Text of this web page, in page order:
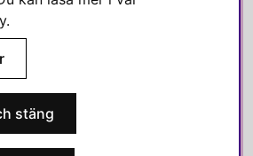
högt och finns här för att hjälpa dig
eller vill ha inspiration.
.
stäng